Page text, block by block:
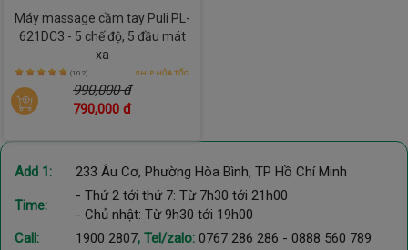
Máy massage cầm tay Puli PL-
621DC3 - 5 chế độ, 5 đầu mát
xa
(102) SHIP HỎA TỐC
990,000 đ
790,000 đ
Add 1: 233 Âu Cơ, Phường Hòa Bình, TP Hồ Chí Minh
Time:
- Thứ 2 tới thứ 7: Từ 7h30 tới 21h00
- Chủ nhật: Từ 9h30 tới 19h00
Call:
1900 2807, Tel/zalo: 0767 286 286 - 0888 560 789